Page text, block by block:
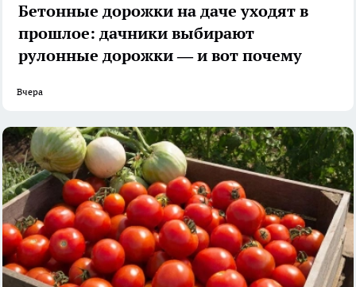
Бетонные дорожки на даче уходят в
прошлое: дачники выбирают
рулонные дорожки — и вот почему
Вчера